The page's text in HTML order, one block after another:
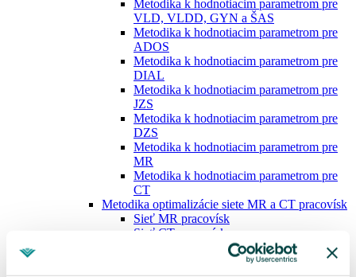
Metodika k hodnotiacim parametrom pre
VLD, VLDD, GYN a ŠAS
Metodika k hodnotiacim parametrom pre
ADOS
Metodika k hodnotiacim parametrom pre
DIAL
Metodika k hodnotiacim parametrom pre
JZS
Metodika k hodnotiacim parametrom pre
DZS
Metodika k hodnotiacim parametrom pre
MR
Metodika k hodnotiacim parametrom pre
CT
Metodika optimalizácie siete MR a CT pracovísk
Sieť MR pracovísk
Sieť CT pracovísk
Metodika klasifikácie RTG skiagrafických